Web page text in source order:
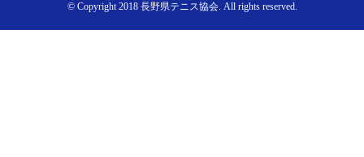
© Copyright 2018 長野県テニス協会. All rights reserved.